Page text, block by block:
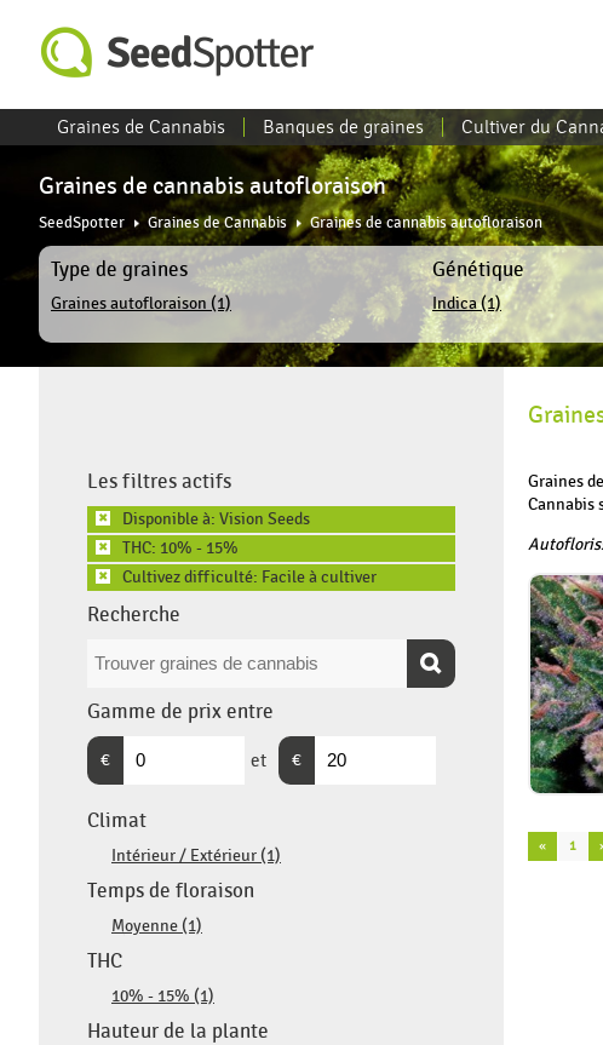
Graines de Cannabis Banques de graines Cultiver du
Graines de cannabis autofloraison
SeedSpotter Graines de Cannabis Graines de cannabis autofloraison
Type de graines
Graines autofloraison (1)
Génétique
Indica (1)
Les filtres actifs
✖ Disponible à: Vision Seeds
✖ THC: 10% - 15%
✖ Cultivez difficulté: Facile à cultiver
Recherche
Gamme de prix entre
€ et €
Climat
Intérieur / Extérieur (1)
Temps de floraison
Moyenne (1)
THC
10% - 15% (1)
Hauteur de la plante
Graines
Cannabis
« 1